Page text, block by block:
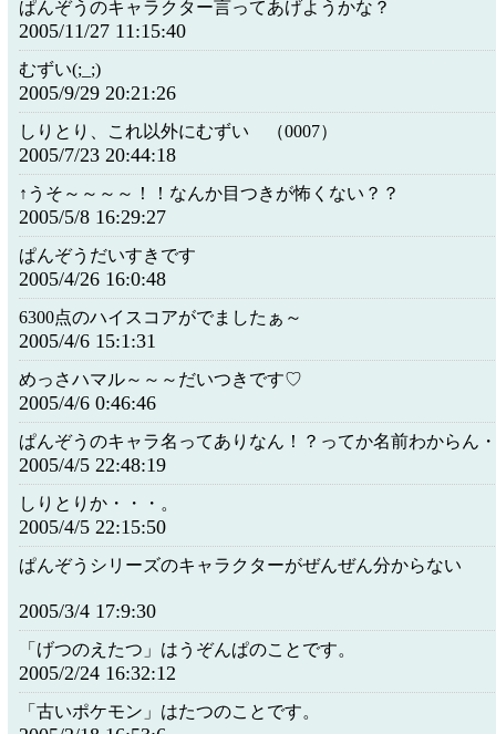
ぱんぞうのキャラクター言ってあげようかな？
2005/11/27 11:15:40
むずい(;_;)
2005/9/29 20:21:26
しりとり、これ以外にむずい （0007）
2005/7/23 20:44:18
↑うそ～～～～！！なんか目つきが怖くない？？
2005/5/8 16:29:27
ぱんぞうだいすきです
2005/4/26 16:0:48
6300点のハイスコアがでましたぁ～
2005/4/6 15:1:31
めっさハマル～～～だいつきです♡
2005/4/6 0:46:46
ぱんぞうのキャラ名ってありなん！？ってか名前わからん
2005/4/5 22:48:19
しりとりか・・・。
2005/4/5 22:15:50
ぱんぞうシリーズのキャラクターがぜんぜん分からない
2005/3/4 17:9:30
「げつのえたつ」はうぞんぱのことです。
2005/2/24 16:32:12
「古いポケモン」はたつのことです。